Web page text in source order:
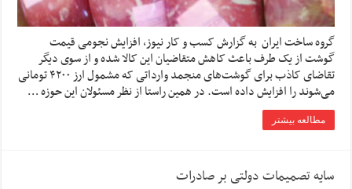
گروه ساخت ایران به گزارش کسب و کار نیوز، افزایش نجومی قیمت
گوشت از یک طرف باعث کاهش متقاضیان این کالا شده و از سوی دیگر
تقاضای کاذب برای گوشت‌های منجمد وارداتی که مشمول ارز ۴۲۰۰ تومانی
می‌شوند را افزایش داده است. در همین راستا از نظر مسئولان این حوزه …
مطالعه بیشتر
سایه تصمیمات دولتی بر صادرات